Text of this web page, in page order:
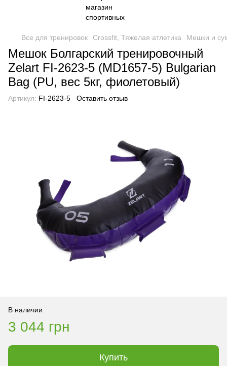
Все для тренировок Crossfit, Тяжелая атлетика Мешки и
Мешок Болгарский тренировочный
Zelart FI-2623-5 (MD1657-5) Bulgarian
Bag (PU, вес 5кг, фиолетовый)
Артикул: FI-2623-5 Оставить отзыв
В наличии
3 044 грн
Купить